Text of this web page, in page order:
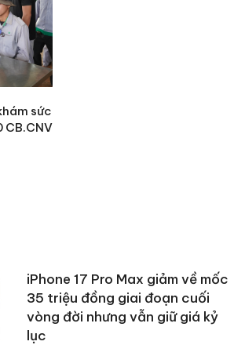
sức
CB.CNV
iPhone 17 Pro Max giảm về mốc
35 triệu đồng giai đoạn cuối
vòng đời nhưng vẫn giữ giá kỷ
lục